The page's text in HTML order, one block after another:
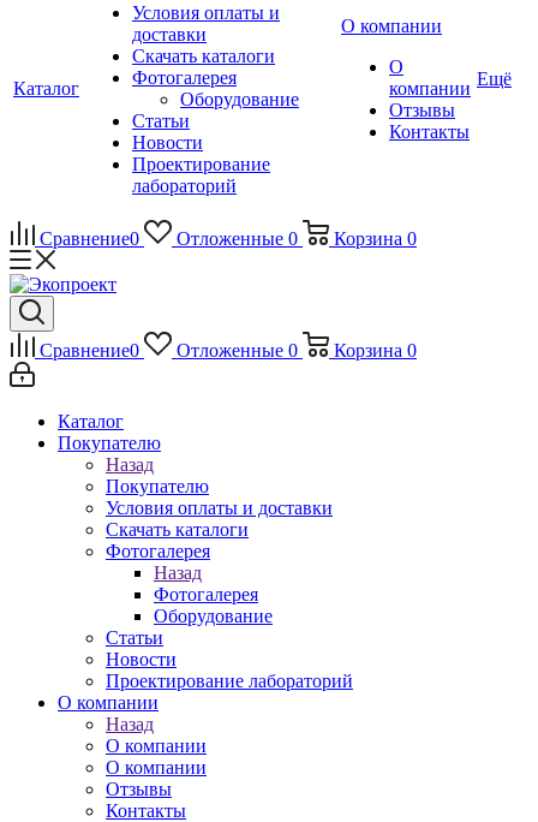
Каталог
Условия оплаты и
доставки
Скачать каталоги
Фотогалерея
Оборудование
Статьи
Новости
Проектирование
лабораторий
О компании
О
компании
Отзывы
Контакты
Ещё
Сравнение0 Отложенные 0 Корзина 0
Сравнение0 Отложенные 0 Корзина 0
Каталог
Покупателю
Назад
Покупателю
Условия оплаты и доставки
Скачать каталоги
Фотогалерея
Назад
Фотогалерея
Оборудование
Статьи
Новости
Проектирование лабораторий
О компании
Назад
О компании
О компании
Отзывы
Контакты